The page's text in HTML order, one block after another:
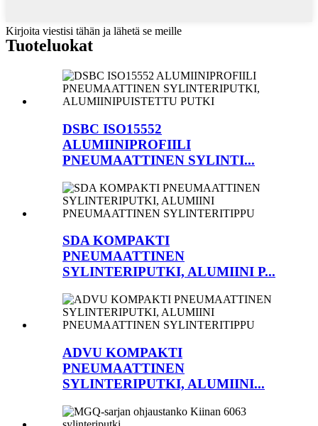
Kirjoita viestisi tähän ja lähetä se meille
Tuoteluokat
DSBC ISO15552
ALUMIINIPROFIILI
PNEUMAATTINEN SYLINTI...
SDA KOMPAKTI
PNEUMAATTINEN
SYLINTERIPUTKI, ALUMIINI P...
ADVU KOMPAKTI
PNEUMAATTINEN
SYLINTERIPUTKI, ALUMIINI...